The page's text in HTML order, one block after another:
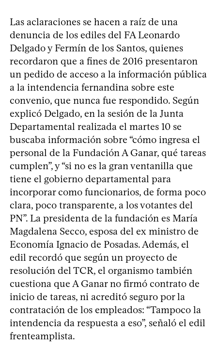
Las aclaraciones se hacen a raíz de una
denuncia de los ediles del FA Leonardo
Delgado y Fermín de los Santos, quienes
recordaron que a fines de 2016 presentaron
un pedido de acceso a la información pública
a la intendencia fernandina sobre este
convenio, que nunca fue respondido. Según
explicó Delgado, en la sesión de la Junta
Departamental realizada el martes 10 se
buscaba información sobre “cómo ingresa el
personal de la Fundación A Ganar, qué tareas
cumplen”, y “si no es la gran ventanilla que
tiene el gobierno departamental para
incorporar como funcionarios, de forma poco
clara, poco transparente, a los votantes del
PN”. La presidenta de la fundación es María
Magdalena Secco, esposa del ex ministro de
Economía Ignacio de Posadas. Además, el
edil recordó que según un proyecto de
resolución del TCR, el organismo también
cuestiona que A Ganar no firmó contrato de
inicio de tareas, ni acreditó seguro por la
contratación de los empleados: “Tampoco la
intendencia da respuesta a eso”, señaló el edil
frenteamplista.